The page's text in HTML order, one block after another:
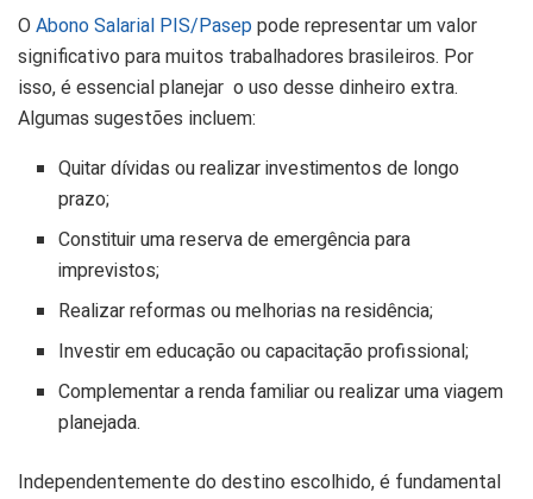
O Abono Salarial PIS/Pasep pode representar um valor
significativo para muitos trabalhadores brasileiros. Por
isso, é essencial planejar o uso desse dinheiro extra.
Algumas sugestões incluem:
Quitar dívidas ou realizar investimentos de longo
prazo;
Constituir uma reserva de emergência para
imprevistos;
Realizar reformas ou melhorias na residência;
Investir em educação ou capacitação profissional;
Complementar a renda familiar ou realizar uma viagem
planejada.
Independentemente do destino escolhido, é fundamental